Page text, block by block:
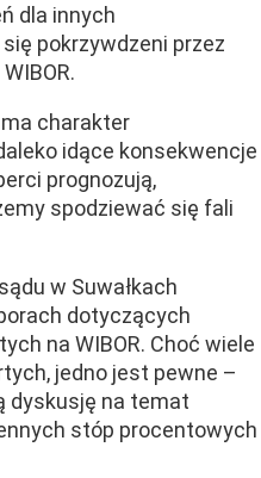
dla innych
pokrzywdzeni przez
charakter
idące konsekwencje
prognozują,
spodziewać się fali
w Suwałkach
dotyczących
na WIBOR. Choć wiele
jedno jest pewne –
dyskusję na temat
stóp procentowych